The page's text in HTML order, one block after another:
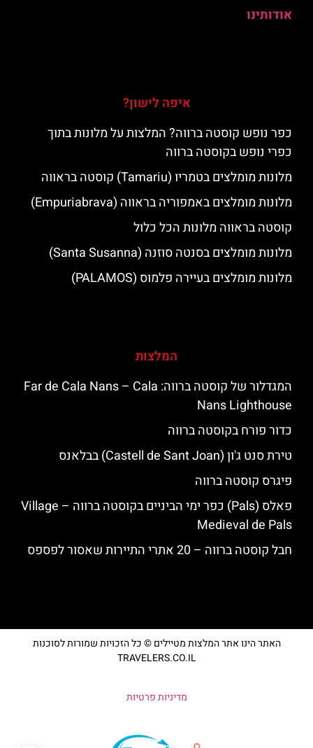
אודותינו
איפה לישון?
כפר נופש קוסטה ברווה? המלצות על מלונות בתוך
כפרי נופש בקוסטה ברווה
מלונות מומלצים בטמריו (Tamariu) קוסטה בראווה
מלונות מומלצים באמפוריה בראווה (Empuriabrava)
קוסטה בראווה מלונות הכל כלול
מלונות מומלצים בסנטה סוזנה (Santa Susanna)
מלונות מומלצים בעיירה פלמוס (PALAMOS)
המלצות
המגדלור של קוסטה ברווה: ‪‪Far de Cala Nans – Cala
Nans Lighthouse‬‬
כדור פורח בקוסטה ברווה
טירת סנט ג'ון (Castell de Sant Joan) בבלאנס
פיגרס קוסטה ברווה
פאלס (Pals) כפר ימי הביניים בקוסטה ברווה – ‪‪Village
Medieval de Pals‬‬
חבל קוסטה ברווה – 20 אתרי התיירות שאסור לפספס
האתר הינו אתר המלצות מטיילים © כל הזכויות שמורות לסוכנות
TRAVELERS.CO.IL
מדיניות פרטיות